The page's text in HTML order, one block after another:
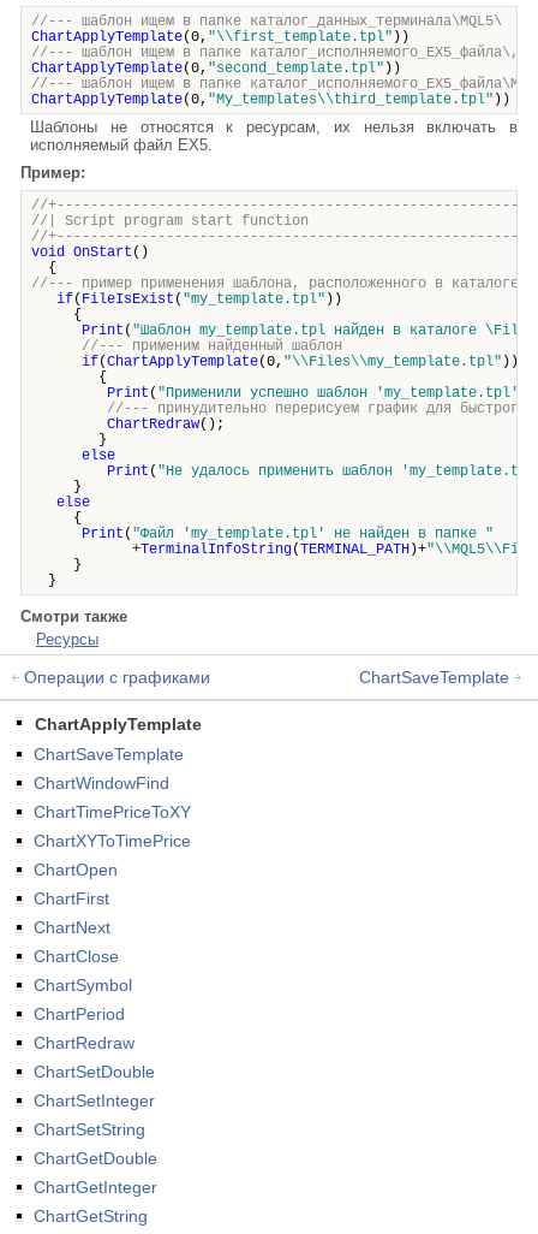
//--- шаблон ищем в папке каталог_данных_терминала\MQL5\
ChartApplyTemplate(0, "\\first_template.tpl" ))
//--- шаблон ищем в папке
ChartApplyTemplate(0, "second_template.tpl" ))
//--- шаблон ищем в папке
ChartApplyTemplate(0, "My_templates\\third_template.tpl" ))
Шаблоны не относятся к ресурсам, их нельзя включать в
исполняемый файл EX5.
Пример:
//
//| Script program start
//
void OnStart ()
{
//--- пример применения шаблона, расположенного в каталоге
if( FileIsExist ( "my_template.tpl" ))
{
Print ( "Шаблон my_template.tpl найден в каталоге
//--- применим найденный шаблон
if(ChartApplyTemplate(0, "\\Files\\my_template.tpl" ))
{
Print ( "Применили успешно шаблон 'my_template.tpl'"
//--- принудительно перерисуем график для быстрого
ChartRedraw();
}
else
Print ( "Не удалось применить шаблон
}
else
{
Print ( "Файл 'my_template.tpl' не найден в папке "
+TerminalInfoString(TERMINAL_PATH )+
}
}
Смотри также
Ресурсы
Операции с графиками ChartSaveTemplate
ChartApplyTemplate
ChartSaveTemplate
ChartWindowFind
ChartTimePriceToXY
ChartXYToTimePrice
ChartOpen
ChartFirst
ChartNext
ChartClose
ChartSymbol
ChartPeriod
ChartRedraw
ChartSetDouble
ChartSetInteger
ChartSetString
ChartGetDouble
ChartGetInteger
ChartGetString